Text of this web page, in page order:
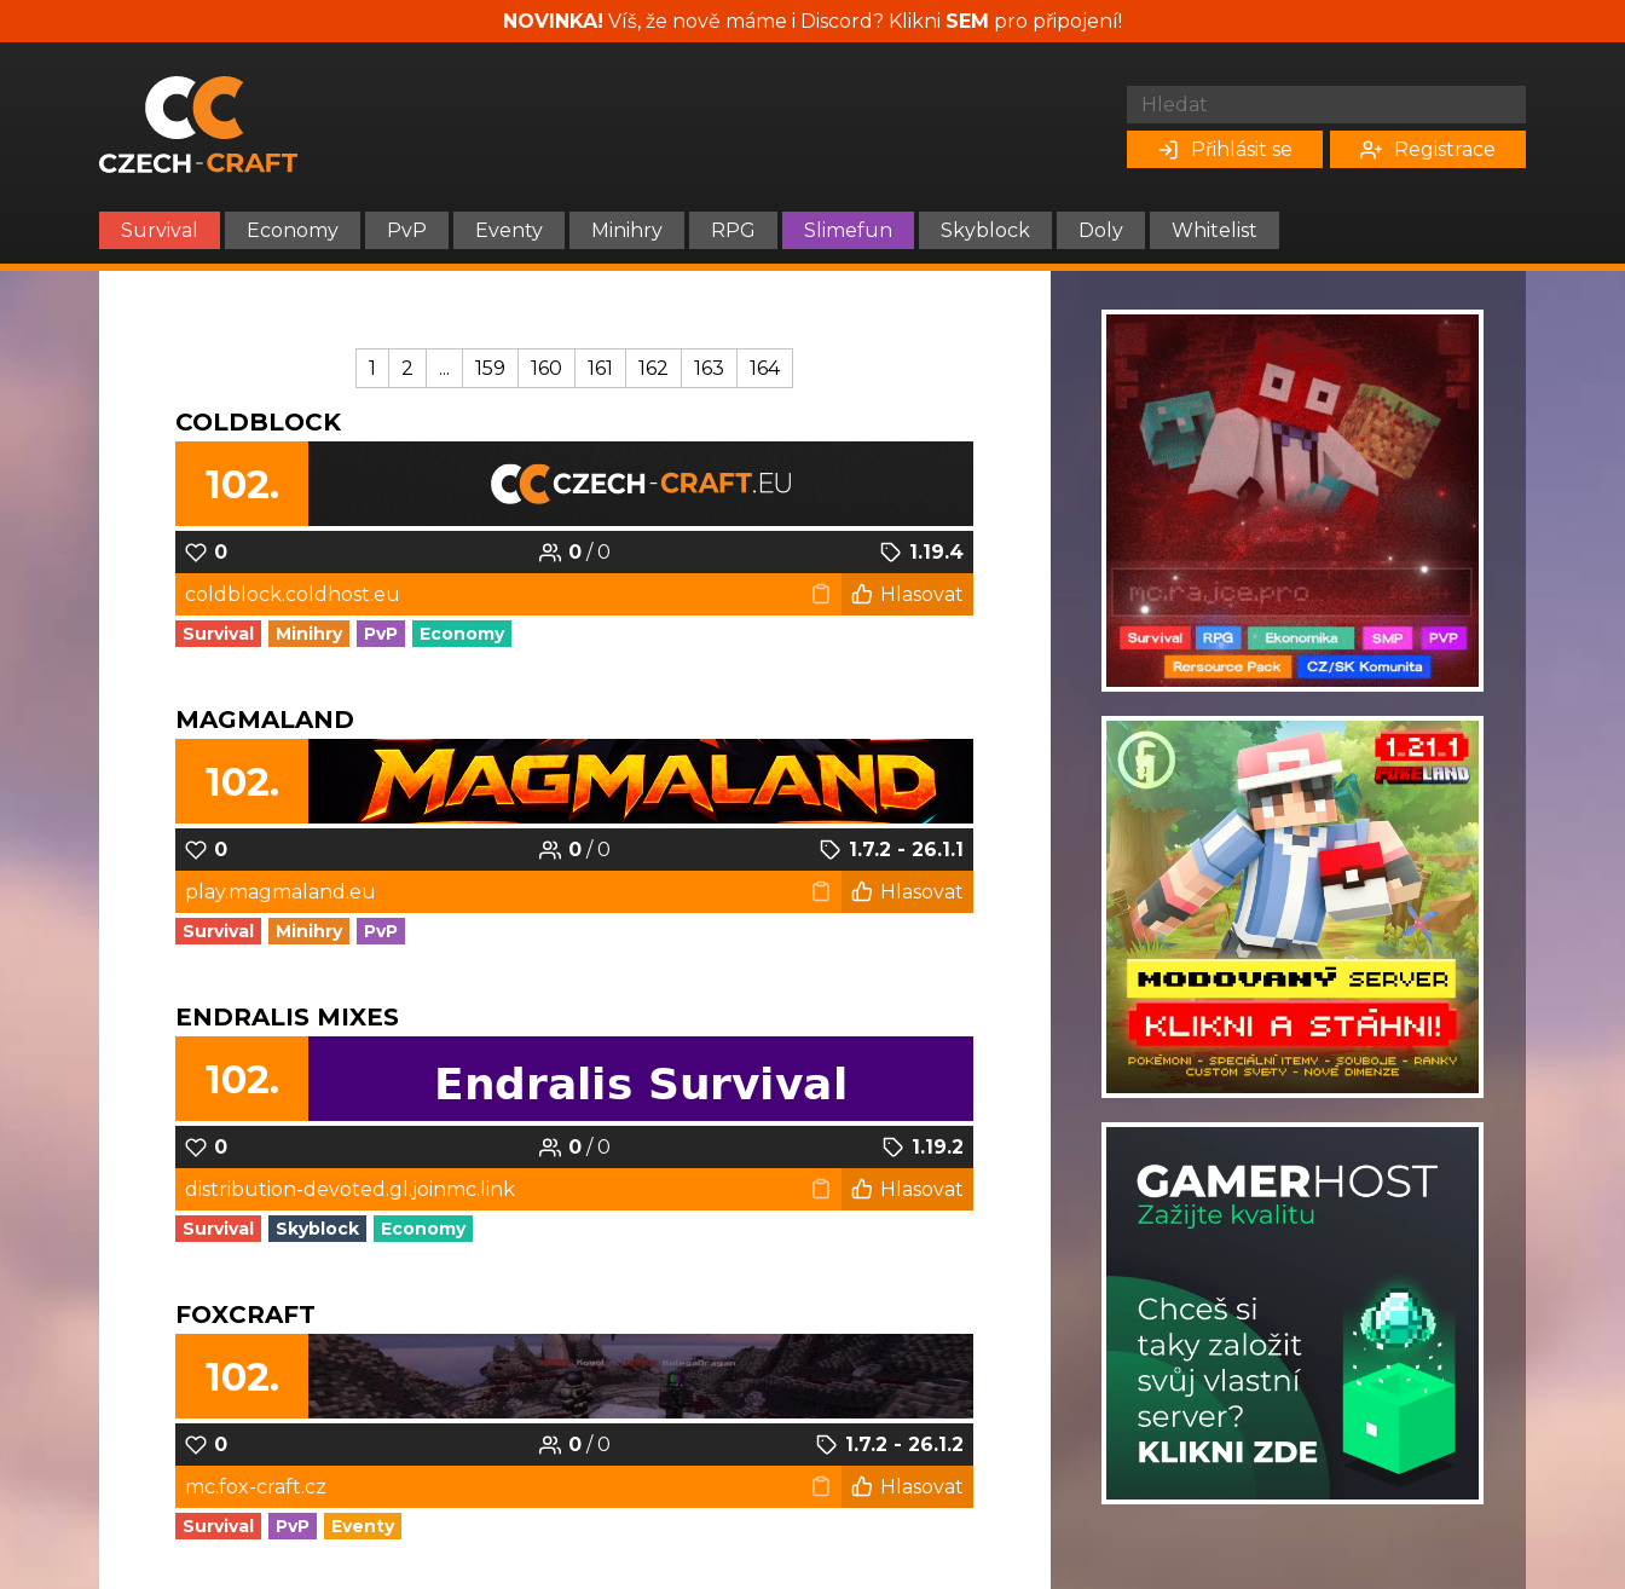
NOVINKA! Víš, že nově máme i Discord? Klikni SEM pro připojení!
Přihlásit se Registrace
Survival Economy PvP Eventy Minihry RPG Slimefun Skyblock Doly Whitelist
1 2 ... 159 160 161 162 163 164
COLDBLOCK
102.
0 0/ 0
1.19.4
coldblock.coldhost.eu
Hlasovat
Survival Minihry PvP Economy
MAGMALAND
102.
0 0/ 0
1.7.2 - 26.1.1
play.magmaland.eu
Hlasovat
Survival Minihry PvP
ENDRALIS MIXES
102.
0 0/ 0
1.19.2
distribution-devoted.gl.joinmc.link
Hlasovat
Survival Skyblock Economy
FOXCRAFT
102.
0 0/ 0
1.7.2 - 26.1.2
mc.fox-craft.cz
Hlasovat
Survival PvP Eventy